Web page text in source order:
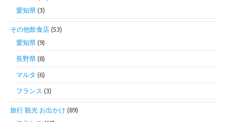
愛知県 (3)
その他飲食店 (53)
愛知県 (9)
長野県 (8)
マルタ (6)
フランス (3)
旅行 観光 お出かけ (89)